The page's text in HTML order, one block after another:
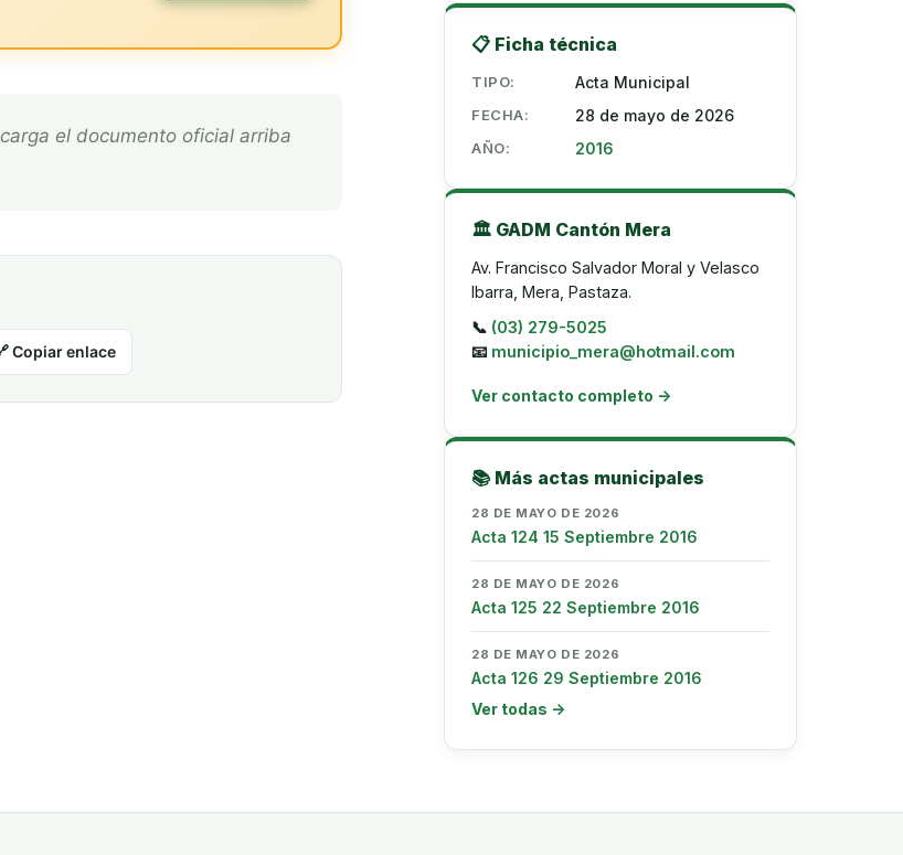
Copiar enlace
📋 Ficha técnica
TIPO: Acta Municipal
FECHA: 28 de mayo de 2026
AÑO: 2016
🏛️ GADM Cantón Mera
Av. Francisco Salvador Moral y Velasco
Ibarra, Mera, Pastaza.
📞 (03) 279-5025
📧 municipio_mera@hotmail.com
Ver contacto completo →
📚 Más actas municipales
28 DE MAYO DE 2026
Acta 124 15 Septiembre 2016
28 DE MAYO DE 2026
Acta 125 22 Septiembre 2016
28 DE MAYO DE 2026
Acta 126 29 Septiembre 2016
Ver todas →